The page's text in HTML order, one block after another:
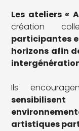
Les ateliers «
création
participantes
horizons afin
Ils
artistiques